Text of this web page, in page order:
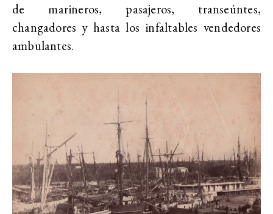
de marineros, pasajeros, transeúntes,
changadores y hasta los infaltables vendedores
ambulantes.